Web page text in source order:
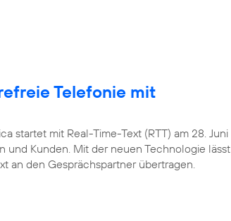
Telefonie mit
startet mit Real-Time-Text (RTT) am 28. Juni
Kunden. Mit der neuen Technologie lässt
an den Gesprächspartner übertragen.